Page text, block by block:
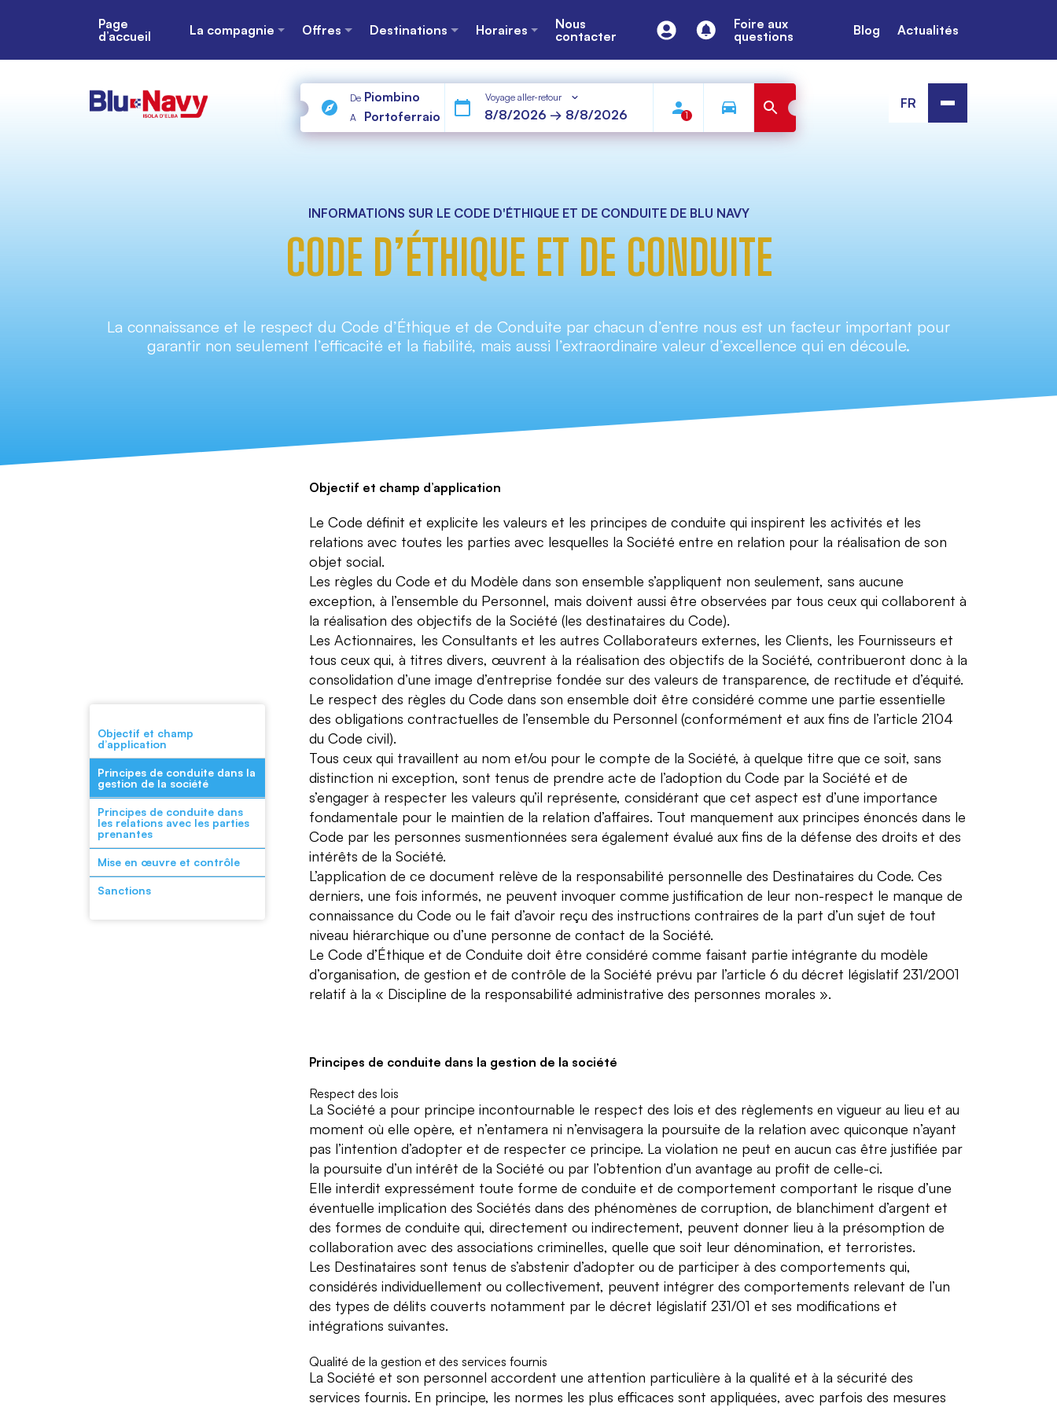
Page
d’accueil
La compagnie Offres Destinations Horaires
Nous
contacter
Foire aux
questions
Blog Actualités
De Piombino
A Portoferraio
Voyage aller-retour
1
FR
INFORMATIONS SUR LE CODE D'ÉTHIQUE ET DE CONDUITE DE BLU NAVY
CODE D’ÉTHIQUE ET DE CONDUITE
La connaissance et le respect du Code d’Éthique et de Conduite par chacun d’entre nous est un facteur important pour
garantir non seulement l’efficacité et la fiabilité, mais aussi l’extraordinaire valeur d’excellence qui en découle.
Objectif et champ
d’application
Principes de conduite dans la
gestion de la société
Principes de conduite dans
les relations avec les parties
prenantes
Mise en œuvre et contrôle
Sanctions
Objectif et champ d’application
Le Code définit et explicite les valeurs et les principes de conduite qui inspirent les activités et les
relations avec toutes les parties avec lesquelles la Société entre en relation pour la réalisation de son
objet social.
Les règles du Code et du Modèle dans son ensemble s’appliquent non seulement, sans aucune
exception, à l’ensemble du Personnel, mais doivent aussi être observées par tous ceux qui collaborent à
la réalisation des objectifs de la Société (les destinataires du Code).
Les Actionnaires, les Consultants et les autres Collaborateurs externes, les Clients, les Fournisseurs et
tous ceux qui, à titres divers, œuvrent à la réalisation des objectifs de la Société, contribueront donc à la
consolidation d’une image d’entreprise fondée sur des valeurs de transparence, de rectitude et d’équité.
Le respect des règles du Code dans son ensemble doit être considéré comme une partie essentielle
des obligations contractuelles de l’ensemble du Personnel (conformément et aux fins de l’article 2104
du Code civil).
Tous ceux qui travaillent au nom et/ou pour le compte de la Société, à quelque titre que ce soit, sans
distinction ni exception, sont tenus de prendre acte de l’adoption du Code par la Société et de
s’engager à respecter les valeurs qu’il représente, considérant que cet aspect est d’une importance
fondamentale pour le maintien de la relation d’affaires. Tout manquement aux principes énoncés dans le
Code par les personnes susmentionnées sera également évalué aux fins de la défense des droits et des
intérêts de la Société.
L’application de ce document relève de la responsabilité personnelle des Destinataires du Code. Ces
derniers, une fois informés, ne peuvent invoquer comme justification de leur non-respect le manque de
connaissance du Code ou le fait d’avoir reçu des instructions contraires de la part d’un sujet de tout
niveau hiérarchique ou d’une personne de contact de la Société.
Le Code d’Éthique et de Conduite doit être considéré comme faisant partie intégrante du modèle
d’organisation, de gestion et de contrôle de la Société prévu par l’article 6 du décret législatif 231/2001
relatif à la « Discipline de la responsabilité administrative des personnes morales ».
Principes de conduite dans la gestion de la société
Respect des lois
La Société a pour principe incontournable le respect des lois et des règlements en vigueur au lieu et au
moment où elle opère, et n’entamera ni n’envisagera la poursuite de la relation avec quiconque n’ayant
pas l’intention d’adopter et de respecter ce principe. La violation ne peut en aucun cas être justifiée par
la poursuite d’un intérêt de la Société ou par l’obtention d’un avantage au profit de celle-ci.
Elle interdit expressément toute forme de conduite et de comportement comportant le risque d’une
éventuelle implication des Sociétés dans des phénomènes de corruption, de blanchiment d’argent et
des formes de conduite qui, directement ou indirectement, peuvent donner lieu à la présomption de
collaboration avec des associations criminelles, quelle que soit leur dénomination, et terroristes.
Les Destinataires sont tenus de s’abstenir d’adopter ou de participer à des comportements qui,
considérés individuellement ou collectivement, peuvent intégrer des comportements relevant de l’un
des types de délits couverts notamment par le décret législatif 231/01 et ses modifications et
intégrations suivantes.
Qualité de la gestion et des services fournis
La Société et son personnel accordent une attention particulière à la qualité et à la sécurité des
services fournis. En principe, les normes les plus efficaces sont appliquées, avec parfois des mesures